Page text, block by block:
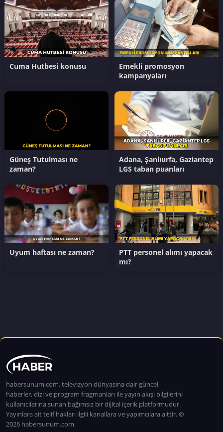
Cuma Hutbesi konusu
Emekli promosyon
kampanyaları
Güneş Tutulması ne
zaman?
Adana, Şanlıurfa, Gaziantep
LGS taban puanları
Uyum haftası ne zaman?
PTT personel alımı yapacak
mı?
habersunum.com, televizyon dünyasına dair güncel
haberler, dizi ve program fragmanları ile yayın akışı bilgilerini
kullanıcılarına sunan bağımsız bir dijital içerik platformudur.
Yayınlara ait telif hakları ilgili kanallara ve yapımcılara aittir. ©
2026 habersunum.com